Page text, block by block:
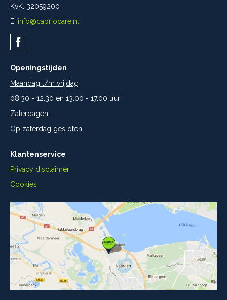
KvK: 32059200
E: info@cabriocare.nl
Openingstijden
Maandag t/m vrijdag
08.30 - 12.30 en 13.00 - 17.00 uur
Zaterdagen:
Op zaterdag gesloten.
Klantenservice
Privacy disclaimer
Cookies